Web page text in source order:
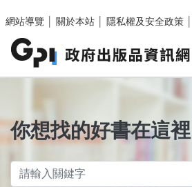
網站導覽
關於本站 隱私權及安全政策
你想找的好書在這裡